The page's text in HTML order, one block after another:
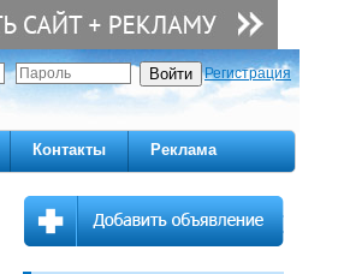
Регистрация
Контакты Реклама